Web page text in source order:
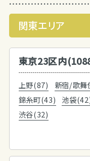
関東エリア
東京23区内
上野(87) 新宿/歌舞
錦糸町(43)
池袋
渋谷(32)